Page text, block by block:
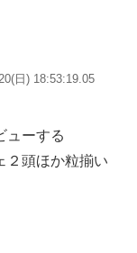
日) 18:53:19.05
ューする
２頭ほか粒揃い